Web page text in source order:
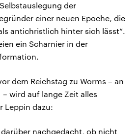
der
einer neuen Epoche, die
antichristlich hinter sich lässt“.
ein Scharnier in der
dem Reichstag zu Worms – an
– wird auf lange Zeit alles
Leppin dazu:
darüber nachgedacht, ob nicht